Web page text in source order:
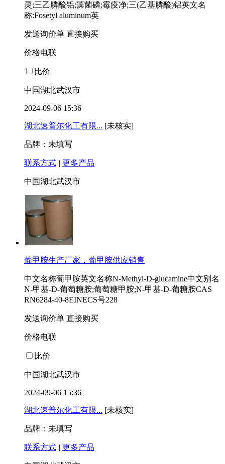
灵;三乙膦酸铝;藻菌磷;霉疫净;三(乙基膦酸)铝英文名
称:Fosetyl aluminum英
发送询价单 直接购买
价格电联
比价
中国湖北武汉市
2024-09-06 15:36
湖北速普尔化工有限... [未核实]
品牌：未填写
联系方式 | 更多产品
中国湖北武汉市
葡甲胺生产厂家，葡甲胺供应销售
中文名称葡甲胺英文名称N-Methyl-D-glucamine中文别名
N-甲基-D-葡萄糖胺;葡萄糖甲胺;N-甲基-D-葡糖胺CAS
RN6284-40-8EINECS号228
发送询价单 直接购买
价格电联
比价
中国湖北武汉市
2024-09-06 15:36
湖北速普尔化工有限... [未核实]
品牌：未填写
联系方式 | 更多产品